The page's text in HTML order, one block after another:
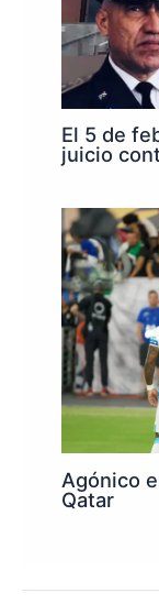
El 5 de
juicio
Agónico
Qatar